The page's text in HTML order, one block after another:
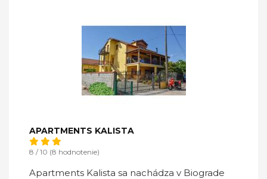
APARTMENTS KALISTA
8 / 10 (8 hodnotenie)
Apartments Kalista sa nachádza v Biograde